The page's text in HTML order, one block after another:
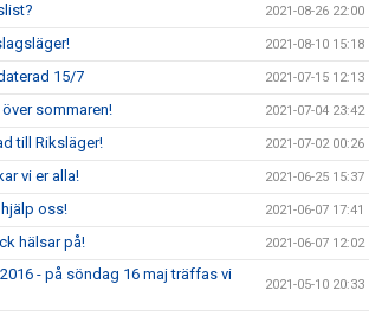
2021-08-26 22:00
2021-08-10 15:18
15/7 2021-07-15 12:13
sommaren! 2021-07-04 23:42
till Riksläger! 2021-07-02 00:26
vi er alla! 2021-06-25 15:37
oss! 2021-06-07 17:41
hälsar på! 2021-06-07 12:02
- på söndag 16 maj träffas vi
2021-05-10 20:33